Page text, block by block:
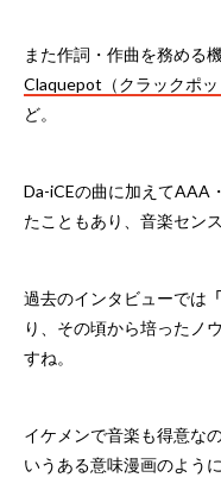
また作詞・作曲を務める
Claquepot（クラックポッ
ど。
Da-iCEの曲に加えてAAA
たこともあり、音楽セン
過去のインタビューでは
り、その頃から培ったノ
すね。
イケメンで音楽も得意な
いうある意味漫画のよう